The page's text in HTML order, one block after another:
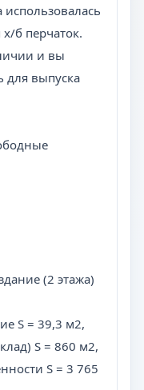
использовалась
б перчаток.
и вы
для выпуска
(2 этажа)
S = 39,3 м2,
S = 860 м2,
S = 3 765